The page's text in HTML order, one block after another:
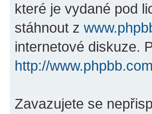
které je vydané pod
stáhnout z
internetové diskuze.
http://
Zavazujete se